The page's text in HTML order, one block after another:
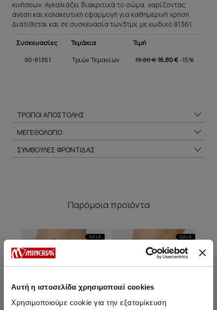
Αυτή η ιστοσελίδα χρησιμοποιεί cookies
Χρησιμοποιούμε cookie για την εξατομίκευση
κινήσεων. Αγκαλιάζει διακριτικά το σώμα, χαρίζοντας
άνεση και κολακευτική εφαρμογή για καθημερινή χρήση.
Διατίθεται και σε συσκευασία των3τμχ. με κωδικό 81361.
Συσκευασίες Τεμάχια
Τιμή
90-81361
Τριών Τεμαχίων 19,80 €16,80 €-15%
ΤΡΟΠΟΙ ΑΠΟΣΤΟΛΗΣ
ΜΕΓΕΘΟΛΟΓΙΟ
ΣΥΜΒΟΥΛΕΣ ΦΡΟΝΤΙΔΑΣ
Παρόμοια προϊόντα
SALE SALE